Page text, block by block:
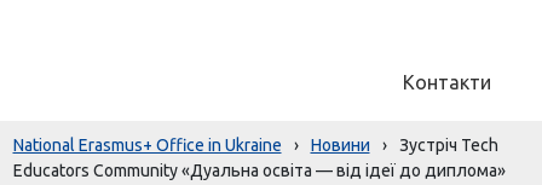
Контакти
National Erasmus+ Office in Ukraine › Новини ›
Зустріч Tech
Educators Community «Дуальна освіта — від ідеї до диплома»